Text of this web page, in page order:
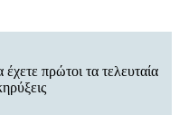
πρώτοι τα τελευταία